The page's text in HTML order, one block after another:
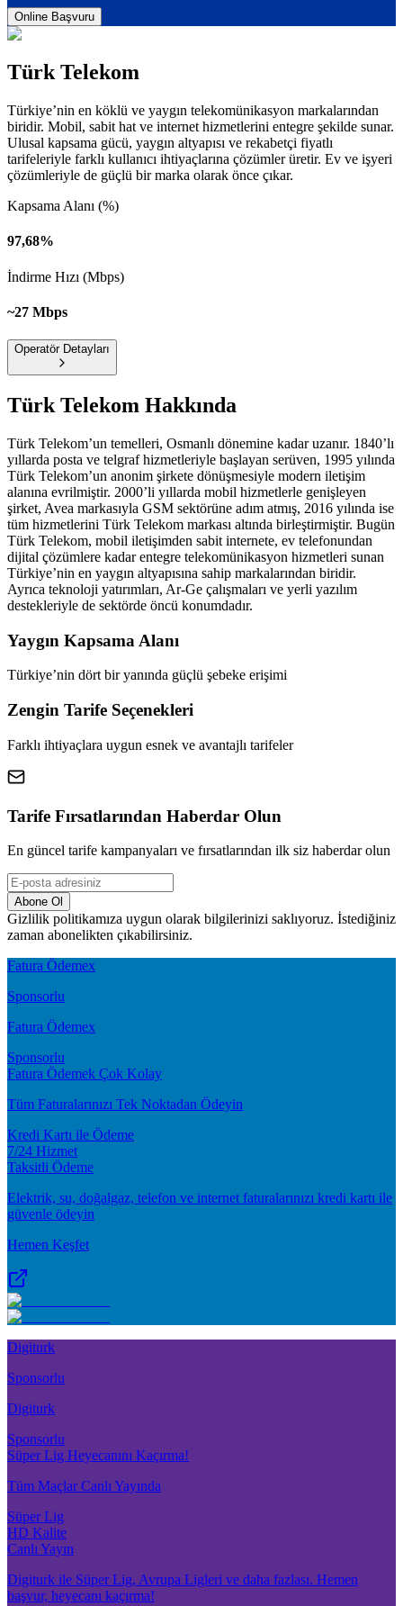
Online Başvuru
Türk Telekom
Türkiye’nin en köklü ve yaygın telekomünikasyon markalarından
biridir. Mobil, sabit hat ve internet hizmetlerini entegre şekilde sunar.
Ulusal kapsama gücü, yaygın altyapısı ve rekabetçi fiyatlı
tarifeleriyle farklı kullanıcı ihtiyaçlarına çözümler üretir. Ev ve işyeri
çözümleriyle de güçlü bir marka olarak önce çıkar.
Kapsama Alanı (%)
97,68%
İndirme Hızı (Mbps)
~27 Mbps
Operatör Detayları
Türk Telekom Hakkında
Türk Telekom’un temelleri, Osmanlı dönemine kadar uzanır. 1840’lı
yıllarda posta ve telgraf hizmetleriyle başlayan serüven, 1995 yılında
Türk Telekom’un anonim şirkete dönüşmesiyle modern iletişim
alanına evrilmiştir. 2000’li yıllarda mobil hizmetlerle genişleyen
şirket, Avea markasıyla GSM sektörüne adım atmış, 2016 yılında ise
tüm hizmetlerini Türk Telekom markası altında birleştirmiştir. Bugün
Türk Telekom, mobil iletişimden sabit internete, ev telefonundan
dijital çözümlere kadar entegre telekomünikasyon hizmetleri sunan
Türkiye’nin en yaygın altyapısına sahip markalarından biridir.
Ayrıca teknoloji yatırımları, Ar-Ge çalışmaları ve yerli yazılım
destekleriyle de sektörde öncü konumdadır.
Yaygın Kapsama Alanı
Türkiye’nin dört bir yanında güçlü şebeke erişimi
Zengin Tarife Seçenekleri
Farklı ihtiyaçlara uygun esnek ve avantajlı tarifeler
Tarife Fırsatlarından Haberdar Olun
En güncel tarife kampanyaları ve fırsatlarından ilk siz haberdar olun
Abone Ol
Gizlilik politikamıza uygun olarak bilgilerinizi saklıyoruz. İstediğiniz
zaman abonelikten çıkabilirsiniz.
Fatura Ödemex
Sponsorlu
Fatura Ödemex
Sponsorlu
Fatura Ödemek Çok Kolay
Tüm Faturalarınızı Tek Noktadan Ödeyin
Kredi Kartı ile Ödeme
7/24 Hizmet
Taksitli Ödeme
Elektrik, su, doğalgaz, telefon ve internet faturalarınızı kredi kartı ile
güvenle ödeyin
Hemen Keşfet
Digiturk
Sponsorlu
Digiturk
Sponsorlu
Süper Lig Heyecanını Kaçırma!
Tüm Maçlar Canlı Yayında
Süper Lig
HD Kalite
Canlı Yayın
Digiturk ile Süper Lig, Avrupa Ligleri ve daha fazlası. Hemen
başvur, heyecanı kaçırma!